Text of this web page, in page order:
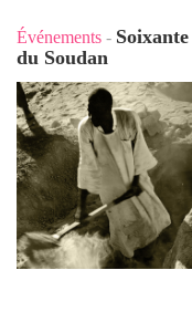
Événements -
du Soudan